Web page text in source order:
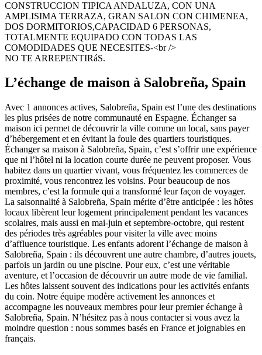
CONSTRUCCION TIPICA ANDALUZA, CON UNA
AMPLISIMA TERRAZA, GRAN SALON CON CHIMENEA,
DOS DORMITORIOS,CAPACIDAD 6 PERSONAS,
TOTALMENTE EQUIPADO CON TODAS LAS
COMODIDADES QUE NECESITES-<br />
NO TE ARREPENTIRáS.
L’échange de maison à Salobreña, Spain
Avec 1 annonces actives, Salobreña, Spain est l’une des destinations
les plus prisées de notre communauté en Espagne. Échanger sa
maison ici permet de découvrir la ville comme un local, sans payer
d’hébergement et en évitant la foule des quartiers touristiques.
Échanger sa maison à Salobreña, Spain, c’est s’offrir une expérience
que ni l’hôtel ni la location courte durée ne peuvent proposer. Vous
habitez dans un quartier vivant, vous fréquentez les commerces de
proximité, vous rencontrez les voisins. Pour beaucoup de nos
membres, c’est la formule qui a transformé leur façon de voyager.
La saisonnalité à Salobreña, Spain mérite d’être anticipée : les hôtes
locaux libèrent leur logement principalement pendant les vacances
scolaires, mais aussi en mai-juin et septembre-octobre, qui restent
des périodes très agréables pour visiter la ville avec moins
d’affluence touristique. Les enfants adorent l’échange de maison à
Salobreña, Spain : ils découvrent une autre chambre, d’autres jouets,
parfois un jardin ou une piscine. Pour eux, c’est une véritable
aventure, et l’occasion de découvrir un autre mode de vie familial.
Les hôtes laissent souvent des indications pour les activités enfants
du coin. Notre équipe modère activement les annonces et
accompagne les nouveaux membres pour leur premier échange à
Salobreña, Spain. N’hésitez pas à nous contacter si vous avez la
moindre question : nous sommes basés en France et joignables en
français.